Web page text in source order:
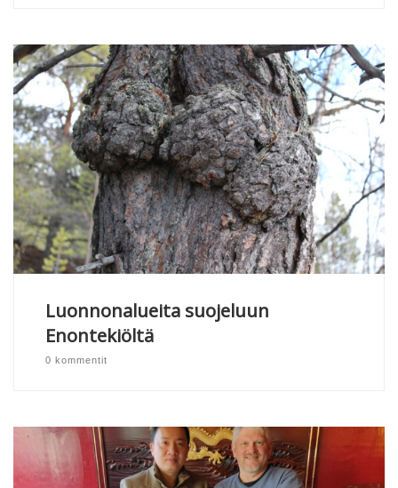
Luonnonalueita suojeluun
Enontekiöltä
0 kommentit